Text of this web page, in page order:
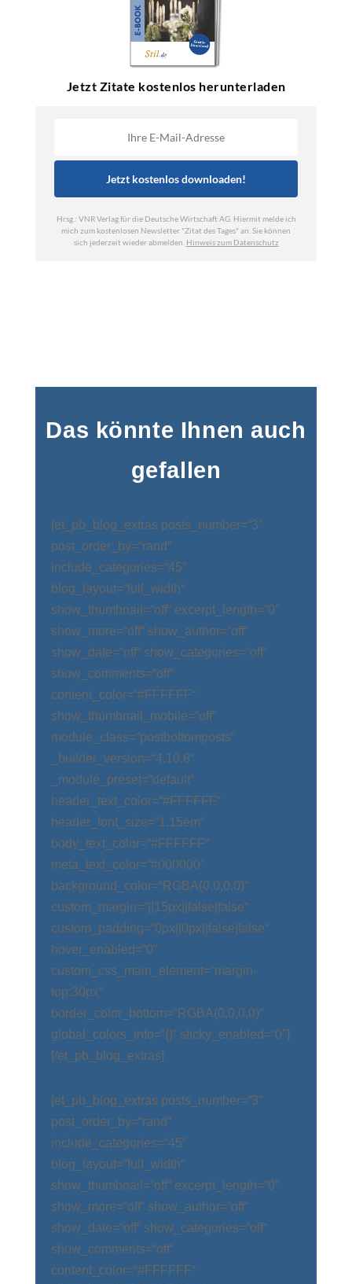
Das könnte Ihnen auch
gefallen
[et_pb_blog_extras posts_number=“3″
post_order_by=“rand“
include_categories=“45″
blog_layout=“full_width“
show_thumbnail=“off“ excerpt_length=“0″
show_more=“off“ show_author=“off“
show_date=“off“ show_categories=“off“
show_comments=“off“
content_color=“#FFFFFF“
show_thumbnail_mobile=“off“
module_class=“postbottomposts“
_builder_version=“4.10.8″
_module_preset=“default“
header_text_color=“#FFFFFF“
header_font_size=“1.15em“
body_text_color=“#FFFFFF“
meta_text_color=“#000000″
background_color=“RGBA(0,0,0,0)“
custom_margin=“||15px||false|false“
custom_padding=“0px||0px||false|false“
hover_enabled=“0″
custom_css_main_element=“margin-
top:30px“
border_color_bottom=“RGBA(0,0,0,0)“
global_colors_info=“{}“ sticky_enabled=“0″]
[/et_pb_blog_extras]
[et_pb_blog_extras posts_number=“3″
post_order_by=“rand“
include_categories=“45″
blog_layout=“full_width“
show_thumbnail=“off“ excerpt_length=“0″
show_more=“off“ show_author=“off“
show_date=“off“ show_categories=“off“
show_comments=“off“
content_color=“#FFFFFF“